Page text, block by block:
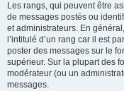
Les rangs, qui peuvent être
de messages postés ou
et administrateurs. En
l’intitulé d’un rang car il est
poster des messages sur le
supérieur. Sur la plupart des
modérateur (ou un
messages.